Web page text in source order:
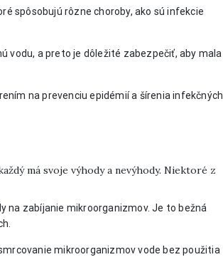
spôsobujú rôzne choroby, ako sú infekcie
vodu, a preto je dôležité zabezpečiť, aby mala
na prevenciu epidémií a šírenia infekčných
má svoje výhody a nevýhody. Niektoré z
na zabíjanie mikroorganizmov. Je to bežná
mikroorganizmov vode bez použitia